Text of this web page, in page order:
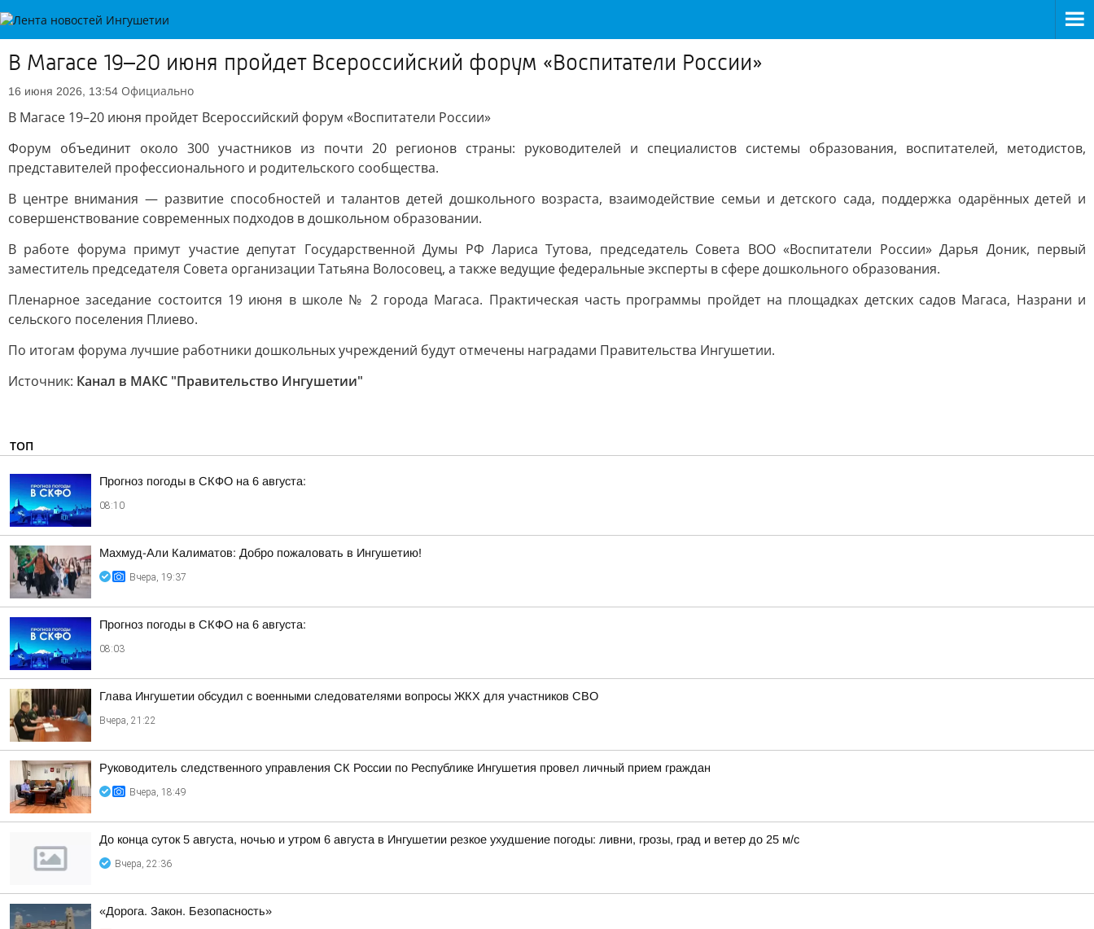
В Магасе 19–20 июня пройдет Всероссийский форум «Воспитатели России»
16 июня 2026, 13:54 Официально
В Магасе 19–20 июня пройдет Всероссийский форум «Воспитатели России»
Форум объединит около 300 участников из почти 20 регионов страны: руководителей и специалистов системы образования, воспитателей, методистов,
представителей профессионального и родительского сообщества.
В центре внимания — развитие способностей и талантов детей дошкольного возраста, взаимодействие семьи и детского сада, поддержка одарённых детей и
совершенствование современных подходов в дошкольном образовании.
В работе форума примут участие депутат Государственной Думы РФ Лариса Тутова, председатель Совета ВОО «Воспитатели России» Дарья Доник, первый
заместитель председателя Совета организации Татьяна Волосовец, а также ведущие федеральные эксперты в сфере дошкольного образования.
Пленарное заседание состоится 19 июня в школе № 2 города Магаса. Практическая часть программы пройдет на площадках детских садов Магаса, Назрани и
сельского поселения Плиево.
По итогам форума лучшие работники дошкольных учреждений будут отмечены наградами Правительства Ингушетии.
Источник: Канал в МАКС "Правительство Ингушетии"
ТОП
Прогноз погоды в СКФО на 6 августа:
08:10
Махмуд-Али Калиматов: Добро пожаловать в Ингушетию!
Вчера, 19:37
Прогноз погоды в СКФО на 6 августа:
08:03
Глава Ингушетии обсудил с военными следователями вопросы ЖКХ для участников СВО
Вчера, 21:22
Руководитель следственного управления СК России по Республике Ингушетия провел личный прием граждан
Вчера, 18:49
До конца суток 5 августа, ночью и утром 6 августа в Ингушетии резкое ухудшение погоды: ливни, грозы, град и ветер до 25 м/с
Вчера, 22:36
«Дорога. Закон. Безопасность»